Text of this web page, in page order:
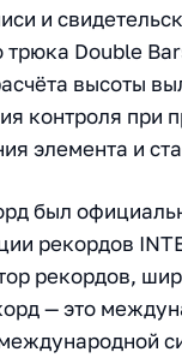
и
трюка Double
высоты
контроля при
элемента и
был
рекордов
рекордов,
— это